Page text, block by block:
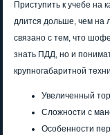
Приступить к учебе на
длится дольше, чем на
связано с тем, что
знать ПДД, но и
крупногабаритной
Увеличенный
Сложности с
Особенности